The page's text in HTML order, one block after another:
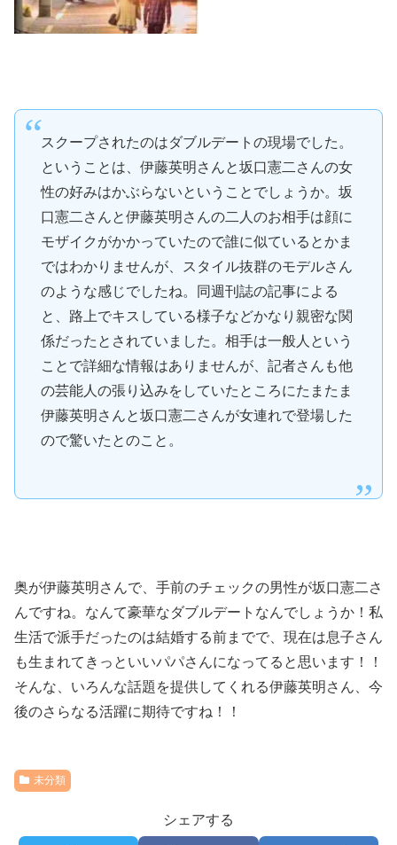
スクープされたのはダブルデートの現場でした。
ということは、伊藤英明さんと坂口憲二さんの女
性の好みはかぶらないということでしょうか。坂
口憲二さんと伊藤英明さんの二人のお相手は顔に
モザイクがかかっていたので誰に似ているとかま
ではわかりませんが、スタイル抜群のモデルさん
のような感じでしたね。同週刊誌の記事による
と、路上でキスしている様子などかなり親密な関
係だったとされていました。相手は一般人という
ことで詳細な情報はありませんが、記者さんも他
の芸能人の張り込みをしていたところにたまたま
伊藤英明さんと坂口憲二さんが女連れで登場した
ので驚いたとのこと。
奥が伊藤英明さんで、手前のチェックの男性が坂口憲二さ
んですね。なんて豪華なダブルデートなんでしょうか！私
生活で派手だったのは結婚する前までで、現在は息子さん
も生まれてきっといいパパさんになってると思います！！
そんな、いろんな話題を提供してくれる伊藤英明さん、今
後のさらなる活躍に期待ですね！！
未分類
シェアする